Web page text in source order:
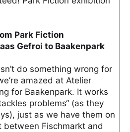
Park Fiction
Gefroi to Baakenpark
do something wrong for
amazed at Atelier
for Baakenpark. It works
problems“ (as they
just as we have them on
Fischmarkt and